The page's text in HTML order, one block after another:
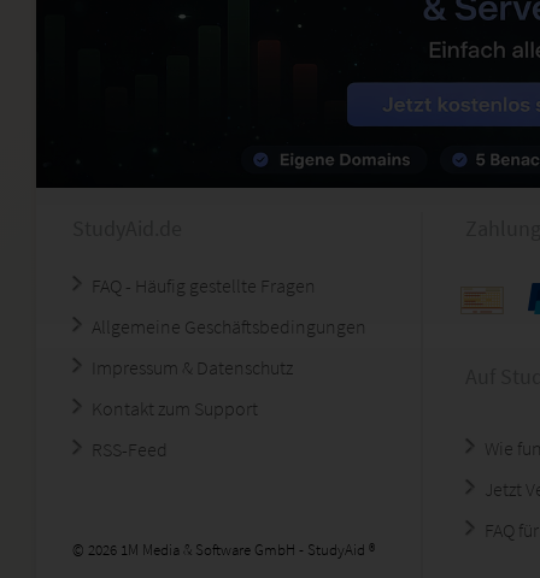
FAQ - Häufig gestellte Fragen
Allgemeine Geschäftsbedingungen
Impressum & Datenschutz
Kontakt zum Support
RSS-Feed
© 2026 1M Media & Software GmbH - StudyAid ®
Wie
Jetzt
FAQ